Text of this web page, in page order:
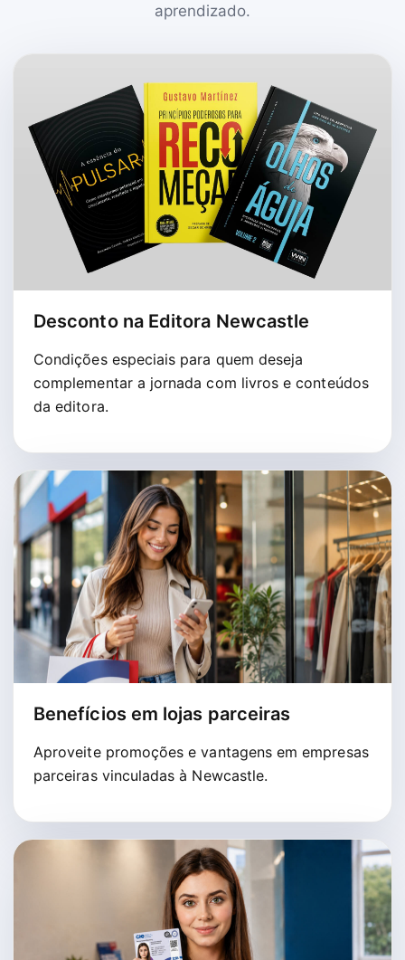
aprendizado.
Desconto na Editora Newcastle
Condições especiais para quem deseja
complementar a jornada com livros e conteúdos
da editora.
Benefícios em lojas parceiras
Aproveite promoções e vantagens em empresas
parceiras vinculadas à Newcastle.